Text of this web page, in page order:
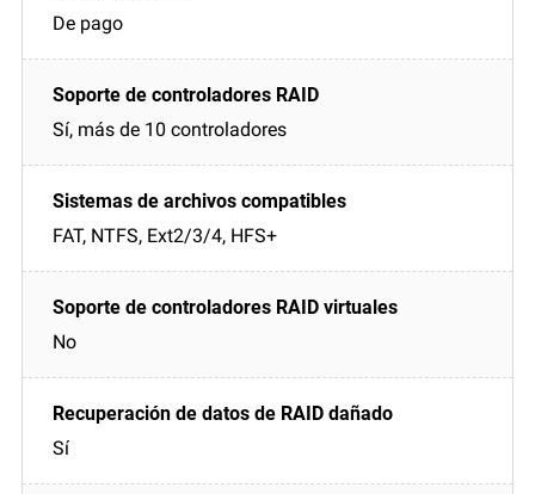
De pago
Sí, más de 10 controladores
FAT, NTFS, Ext2/3/4, HFS+
No
Sí